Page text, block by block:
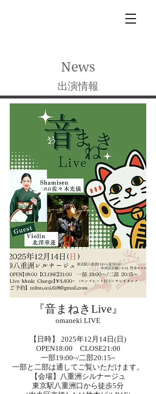
News
出演情報
『音まねきLive』
omaneki LIVE
【日時】 2025年12月14日(日)
OPEN18:00 CLOSE21:00
一部19:00~/二部20:15~
一部と二部は通してご覧いただけます。
【会場】八重洲シルナージュ
東京駅八重洲口から徒歩5分